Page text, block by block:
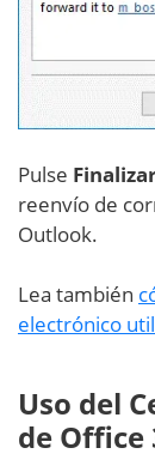
Pulse
reenvío de
Outlook.
Lea también
electrónico
Uso del
de Office